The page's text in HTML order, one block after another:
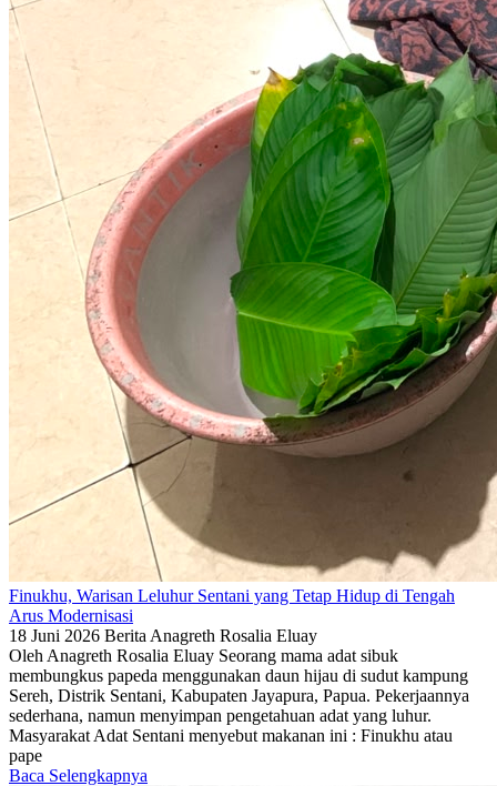
Finukhu, Warisan Leluhur Sentani yang Tetap Hidup di Tengah
Arus Modernisasi
18 Juni 2026 Berita Anagreth Rosalia Eluay
Oleh Anagreth Rosalia Eluay Seorang mama adat sibuk
membungkus papeda menggunakan daun hijau di sudut kampung
Sereh, Distrik Sentani, Kabupaten Jayapura, Papua. Pekerjaannya
sederhana, namun menyimpan pengetahuan adat yang luhur.
Masyarakat Adat Sentani menyebut makanan ini : Finukhu atau
pape
Baca Selengkapnya